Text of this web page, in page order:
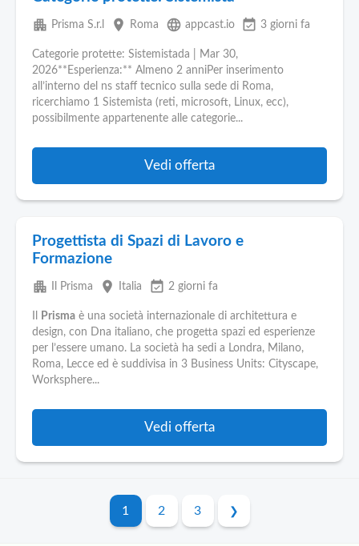
apartment Prisma S.r.l place Roma language appcast.io event_available 3 giorni fa
Categorie protette: Sistemistada | Mar 30,
2026**Esperienza:** Almeno 2 anniPer inserimento
all’interno del ns staff tecnico sulla sede di Roma,
ricerchiamo 1 Sistemista (reti, microsoft, Linux, ecc),
possibilmente appartenente alle categorie...
Vedi offerta
Progettista di Spazi di Lavoro e
Formazione
apartment Il Prisma place Italia event_available 2 giorni fa
Prisma è una società internazionale di architettura e
design, con Dna italiano, che progetta spazi ed esperienze
per l’essere umano. La società ha sedi a Londra, Milano,
Roma, Lecce ed è suddivisa in 3 Business Units: Cityscape,
Worksphere...
Vedi offerta
1 2 3